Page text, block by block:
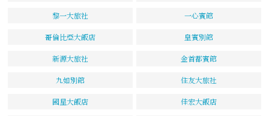
黎一大旅社 一心賓館
哥倫比亞大飯店 皇賓別館
新源大旅社 金首都賓館
九如別館 住友大旅社
國星大飯店 佳宏大飯店